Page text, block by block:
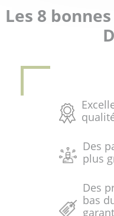
Les 8
Des
plus
Des
bas